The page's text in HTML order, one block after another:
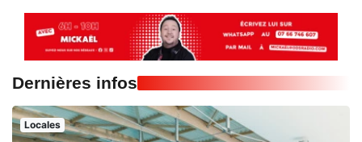
Dernières infos
Locales